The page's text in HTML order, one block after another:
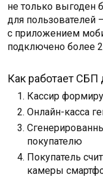
не только выгоден
для пользователей
с приложением
подключено более
Как работает СБП
Кассир
Онлайн-касса
покупателю
Покупатель
камеры